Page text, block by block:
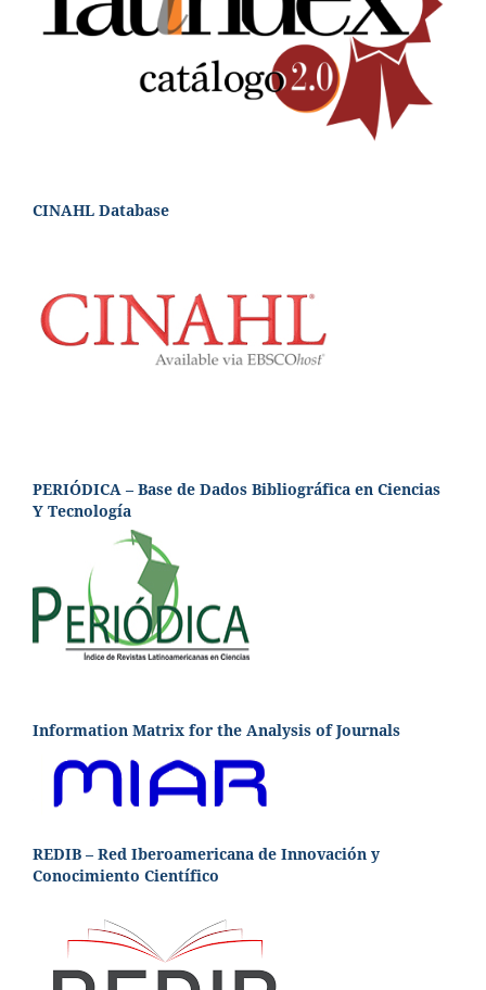
CINAHL Database
PERIÓDICA – Base de Dados Bibliográfica en Ciencias
Y Tecnología
Information Matrix for the Analysis of Journals
REDIB – Red Iberoamericana de Innovación y
Conocimiento Científico